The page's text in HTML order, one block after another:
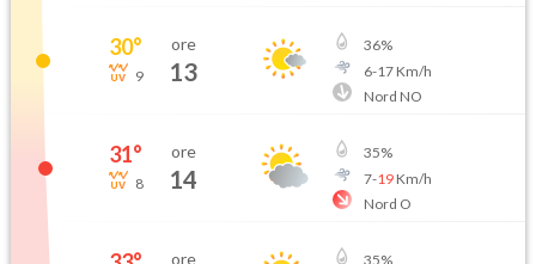
30°
9
ore
13
36%
6-17Km/h
Nord NO
31°
8
ore
14
35%
7-19Km/h
Nord O
ore 35%